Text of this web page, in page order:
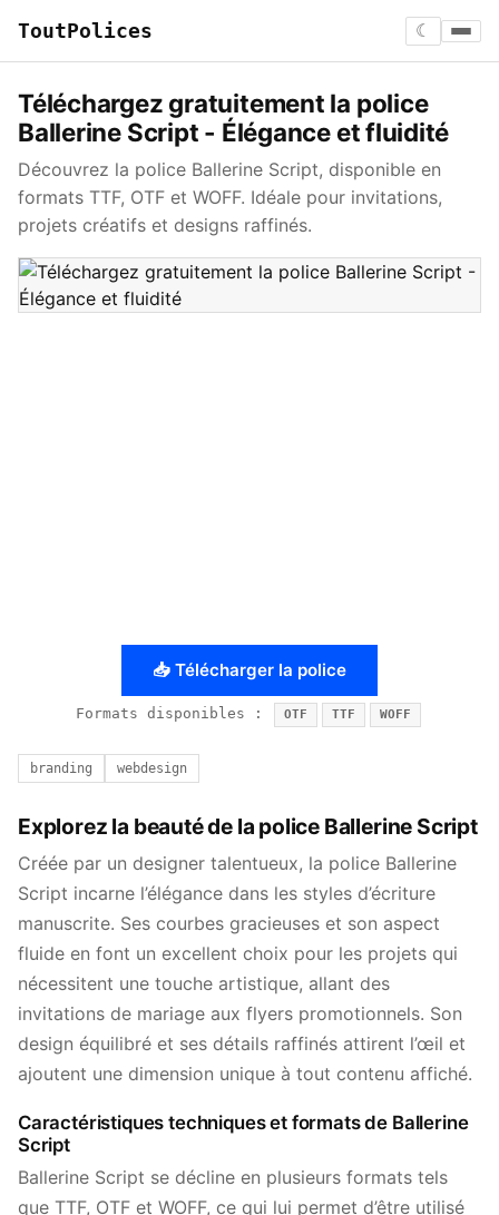
ToutPolices ☾
Téléchargez gratuitement la police
Ballerine Script - Élégance et fluidité
Découvrez la police Ballerine Script, disponible en
formats TTF, OTF et WOFF. Idéale pour invitations,
projets créatifs et designs raffinés.
📥 Télécharger la police
Formats disponibles : OTF TTF WOFF
branding webdesign
Explorez la beauté de la police Ballerine Script
Créée par un designer talentueux, la police Ballerine
Script incarne l’élégance dans les styles d’écriture
manuscrite. Ses courbes gracieuses et son aspect
fluide en font un excellent choix pour les projets qui
nécessitent une touche artistique, allant des
invitations de mariage aux flyers promotionnels. Son
design équilibré et ses détails raffinés attirent l’œil et
ajoutent une dimension unique à tout contenu affiché.
Caractéristiques techniques et formats de Ballerine
Script
Ballerine Script se décline en plusieurs formats tels
que TTF, OTF et WOFF, ce qui lui permet d’être utilisé